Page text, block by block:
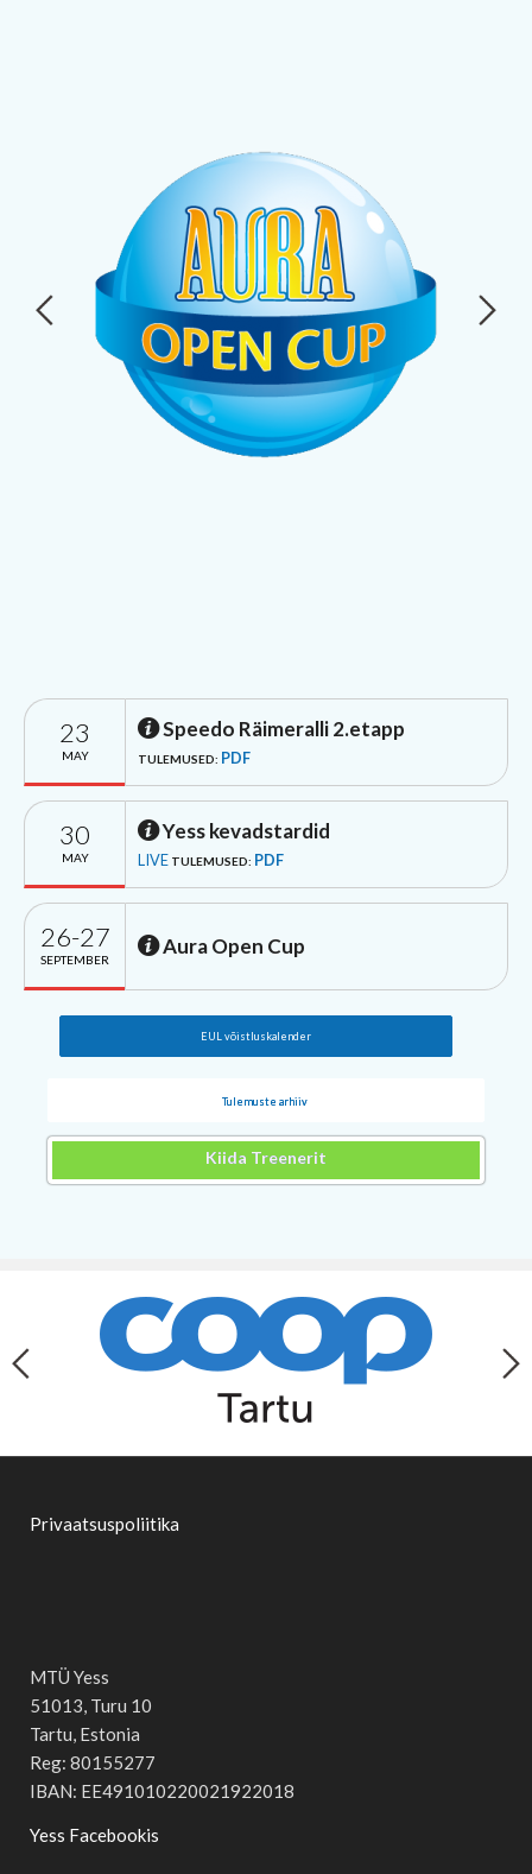
23
MAY
Speedo Räimeralli 2.etapp
TULEMUSED: PDF
30
MAY
Yess kevadstardid
LIVE TULEMUSED: PDF
26-27
SEPTEMBER
Aura Open Cup
EUL võistluskalender
Tulemuste arhiiv
Kiida Treenerit
Privaatsuspoliitika
MTÜ Yess
51013, Turu 10
Tartu, Estonia
Reg: 80155277
IBAN: EE491010220021922018
Yess Facebookis